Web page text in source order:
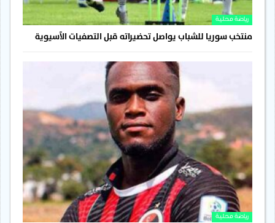
رياضة محلية
منتخب سوريا للشباب يواصل تحضيراته قبل التصفيات الآسيوية
رياضة محلية